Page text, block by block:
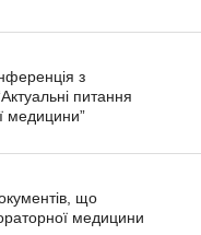
з
питання
медицини”
що
медицини